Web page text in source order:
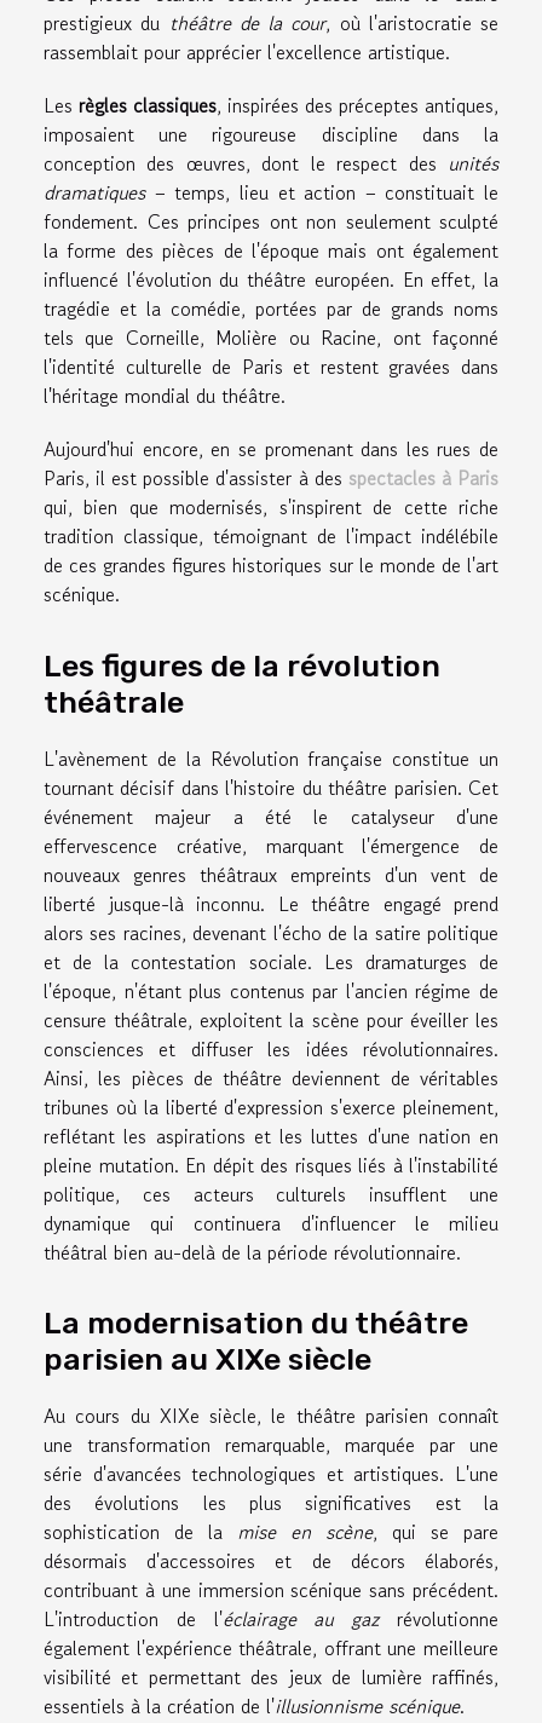
prestigieux du théâtre de la cour, où l'aristocratie se
rassemblait pour apprécier l'excellence artistique.
Les règles classiques, inspirées des préceptes antiques,
imposaient une rigoureuse discipline dans la
conception des œuvres, dont le respect des unités
dramatiques– temps, lieu et action – constituait le
fondement. Ces principes ont non seulement sculpté
la forme des pièces de l'époque mais ont également
influencé l'évolution du théâtre européen. En effet, la
tragédie et la comédie, portées par de grands noms
tels que Corneille, Molière ou Racine, ont façonné
l'identité culturelle de Paris et restent gravées dans
l'héritage mondial du théâtre.
Aujourd'hui encore, en se promenant dans les rues de
Paris, il est possible d'assister à des spectacles à Paris
qui, bien que modernisés, s'inspirent de cette riche
tradition classique, témoignant de l'impact indélébile
de ces grandes figures historiques sur le monde de l'art
scénique.
Les figures de la révolution
théâtrale
L'avènement de la Révolution française constitue un
tournant décisif dans l'histoire du théâtre parisien. Cet
événement majeur a été le catalyseur d'une
effervescence créative, marquant l'émergence de
nouveaux genres théâtraux empreints d'un vent de
liberté jusque-là inconnu. Le théâtre engagé prend
alors ses racines, devenant l'écho de la satire politique
et de la contestation sociale. Les dramaturges de
l'époque, n'étant plus contenus par l'ancien régime de
censure théâtrale, exploitent la scène pour éveiller les
consciences et diffuser les idées révolutionnaires.
Ainsi, les pièces de théâtre deviennent de véritables
tribunes où la liberté d'expression s'exerce pleinement,
reflétant les aspirations et les luttes d'une nation en
pleine mutation. En dépit des risques liés à l'instabilité
politique, ces acteurs culturels insufflent une
dynamique qui continuera d'influencer le milieu
théâtral bien au-delà de la période révolutionnaire.
La modernisation du théâtre
parisien au XIXe siècle
Au cours du XIXe siècle, le théâtre parisien connaît
une transformation remarquable, marquée par une
série d'avancées technologiques et artistiques. L'une
des évolutions les plus significatives est la
sophistication de la mise en scène, qui se pare
désormais d'accessoires et de décors élaborés,
contribuant à une immersion scénique sans précédent.
L'introduction de l'éclairage au gazrévolutionne
également l'expérience théâtrale, offrant une meilleure
visibilité et permettant des jeux de lumière raffinés,
essentiels à la création de l'illusionnisme scénique.